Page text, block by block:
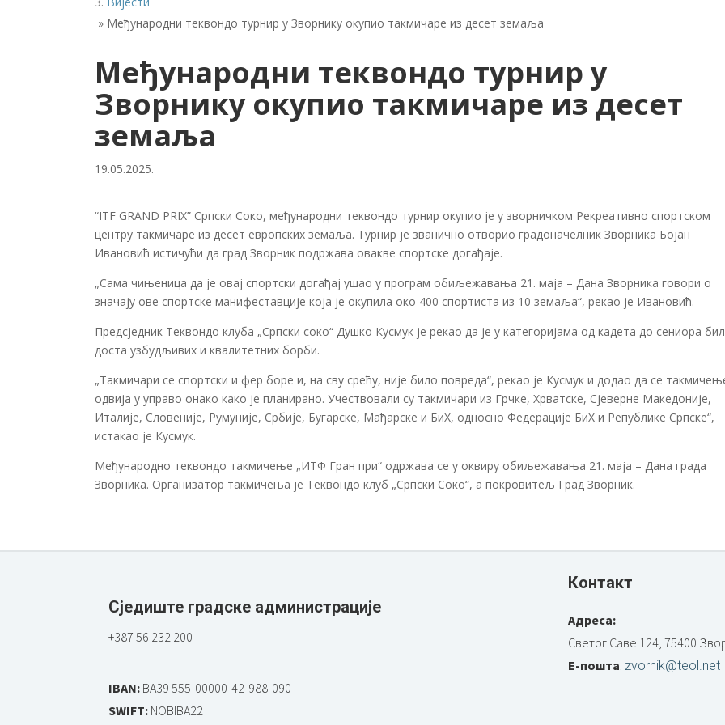
» Међународни теквондо турнир у Зворнику окупио такмичаре из десет земаља
Међународни теквондо турнир у
Зворнику окупио такмичаре из десет
земаља
19.05.2025.
“ITF GRAND PRIX” Српски Соко, међународни теквондо турнир окупио је у зворничком Рекреативно спортском
центру такмичаре из десет европских земаља. Турнир је званично отворио градоначелник Зворника Бојан
Ивановић истичући да град Зворник подржава овакве спортске догађаје.
„Сама чињеница да је овај спортски догађај ушао у програм обиљежавања 21. маја – Дана Зворника говори о
значају ове спортске манифеставције која је окупила око 400 спортиста из 10 земаља“, рекао је Ивановић.
Предсједник Теквондо клуба „Српски соко“ Душко Кусмук је рекао да је у категоријама од кадета до сениора
доста узбудљивих и квалитетних борби.
„Такмичари се спортски и фер боре и, на сву срећу, није било повреда“, рекао је Кусмук и додао да се
одвија у управо онако како је планирано. Учествовали су такмичари из Грчке, Хрватске, Сјеверне Македоније,
Италије, Словеније, Румуније, Србије, Бугарске, Мађарске и БиХ, односно Федерације БиХ и Републике Српске“,
истакао је Кусмук.
Међународно теквондо такмичење „ИТФ Гран при“ одржава се у оквиру обиљежавања 21. маја – Дана града
Зворника. Организатор такмичења је Теквондо клуб „Српски Соко“, а покровитељ Град Зворник.
Сједиште градске администрације
+387 56 232 200
IBAN: BA39 555-00000-42-988-090
SWIFT: NOBIBA22
Контакт
Адреса:
Светог Саве 124, 75400
Е-пошта: zvornik@teol.net